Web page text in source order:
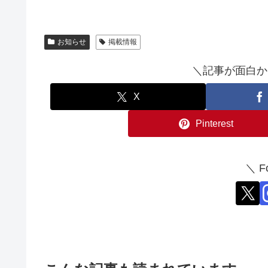
お知らせ 掲載情報
＼記事が面白
X
Pinterest
＼